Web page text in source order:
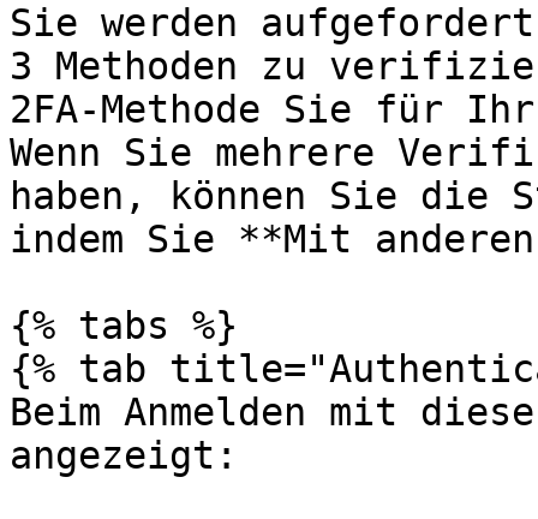
Sie werden
3 Methoden zu
2FA-Methode Sie für
Wenn Sie mehrere
haben, können Sie die
indem Sie **Mit
{% tabs %}
{% tab
Beim Anmelden mit
angezeigt: